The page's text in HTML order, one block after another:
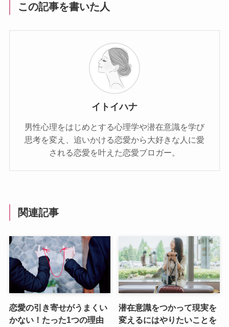
この記事を書いた人
イトイハナ
男性心理をはじめとする心理学や潜在意識を学び
思考を変え、追いかける恋愛から大好きな人に愛
される恋愛を叶えた恋愛ブロガー。
関連記事
恋愛の引き寄せがうまくい
かない！たった1つの理由
潜在意識をつかって現実を
変えるにはやりたいことを